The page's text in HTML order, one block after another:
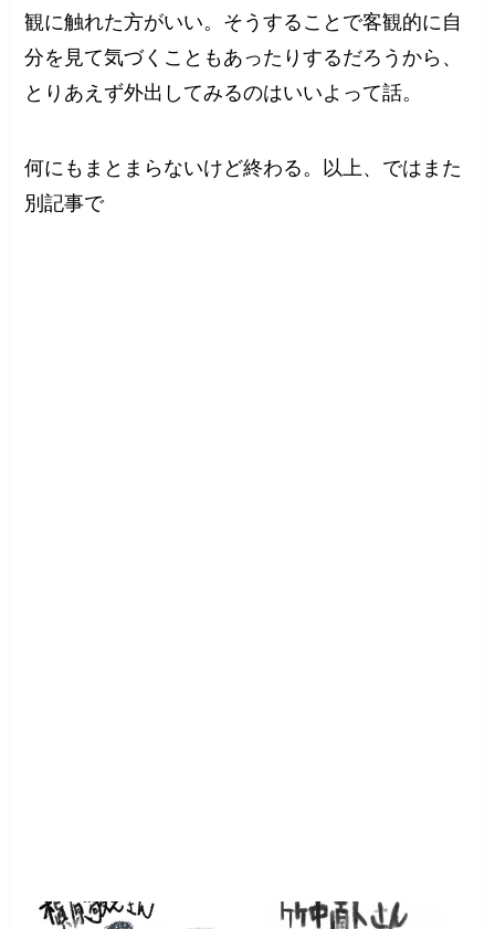
観に触れた方がいい。そうすることで客観的に自
分を見て気づくこともあったりするだろうから、
とりあえず外出してみるのはいいよって話。
何にもまとまらないけど終わる。以上、ではまた
別記事で